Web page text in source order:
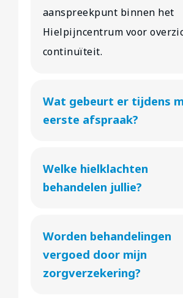
aanspreekpunt binnen het
Hielpijncentrum voor
continuïteit.
Wat gebeurt er tijdens
eerste afspraak?
Welke hielklachten
behandelen jullie?
Worden behandelingen
vergoed door mijn
zorgverzekering?